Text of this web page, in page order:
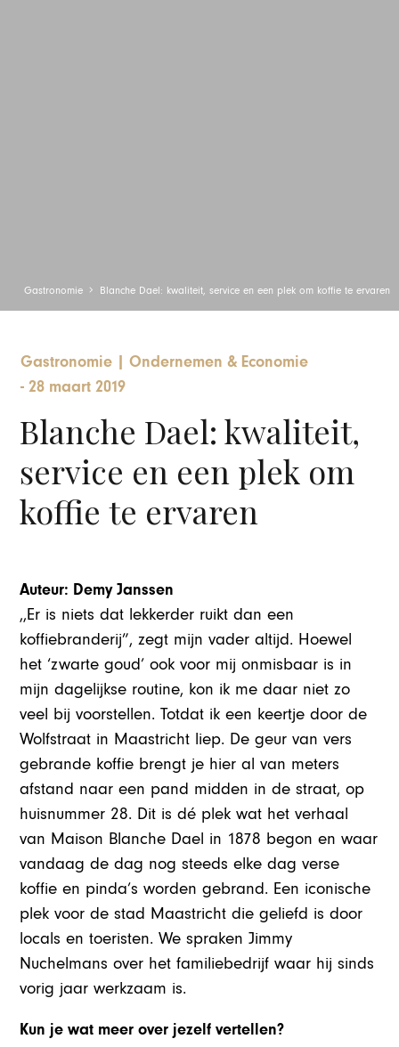
Gastronomie Blanche Dael: kwaliteit, service en een plek om koffie te ervaren
Gastronomie
Ondernemen & Economie
-28 maart 2019
Blanche Dael: kwaliteit,
service en een plek om
koffie te ervaren
Auteur: Demy Janssen
,,Er is niets dat lekkerder ruikt dan een
koffiebranderij”, zegt mijn vader altijd. Hoewel
het ‘zwarte goud’ ook voor mij onmisbaar is in
mijn dagelijkse routine, kon ik me daar niet zo
veel bij voorstellen. Totdat ik een keertje door de
Wolfstraat in Maastricht liep. De geur van vers
gebrande koffie brengt je hier al van meters
afstand naar een pand midden in de straat, op
huisnummer 28. Dit is dé plek wat het verhaal
van Maison Blanche Dael in 1878 begon en waar
vandaag de dag nog steeds elke dag verse
koffie en pinda’s worden gebrand. Een iconische
plek voor de stad Maastricht die geliefd is door
locals en toeristen. We spraken Jimmy
Nuchelmans over het familiebedrijf waar hij sinds
vorig jaar werkzaam is.
Kun je wat meer over jezelf vertellen?